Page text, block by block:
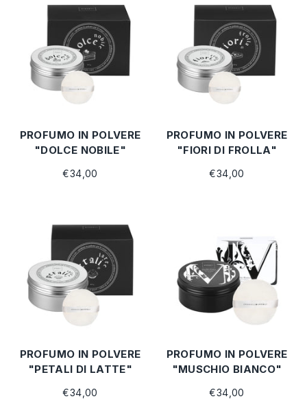
PROFUMO IN POLVERE
"DOLCE NOBILE"
€34,00
PROFUMO IN POLVERE
"FIORI DI FROLLA"
€34,00
PROFUMO IN POLVERE
"PETALI DI LATTE"
€34,00
PROFUMO IN POLVERE
"MUSCHIO BIANCO"
€34,00